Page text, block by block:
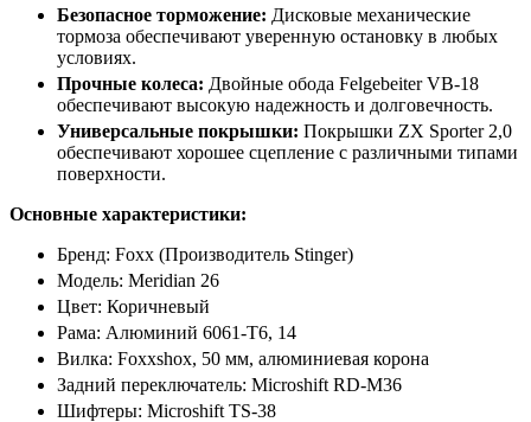
Безопасное торможение: Дисковые механические
тормоза обеспечивают уверенную остановку в любых
условиях.
Прочные колеса: Двойные обода Felgebeiter VB-18
обеспечивают высокую надежность и долговечность.
Универсальные покрышки: Покрышки ZX Sporter 2,0
обеспечивают хорошее сцепление с различными типами
поверхности.
Основные характеристики:
Бренд: Foxx (Производитель Stinger)
Модель: Meridian 26
Цвет: Коричневый
Рама: Алюминий 6061-T6, 14
Вилка: Foxxshox, 50 мм, алюминиевая корона
Задний переключатель: Microshift RD-M36
Шифтеры: Microshift TS-38